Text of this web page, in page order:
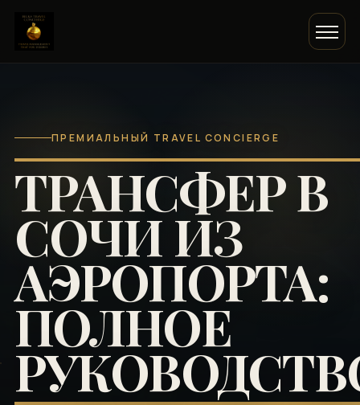
ПРЕМИАЛЬНЫЙ TRAVEL CONCIERGE
ТРАНСФЕР В
СОЧИ ИЗ
АЭРОПОРТА:
ПОЛНОЕ